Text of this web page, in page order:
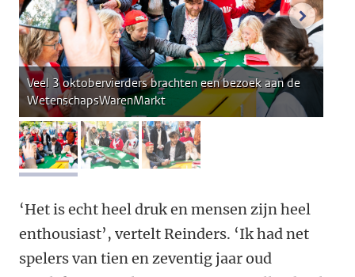
Veel 3 oktobervierders brachten een bezoek aan de
WetenschapsWarenMarkt
afbeelding 1afbeelding 2afbeelding 3
‘Het is echt heel druk en mensen zijn heel
enthousiast’, vertelt Reinders. ‘Ik had net
spelers van tien en zeventig jaar oud